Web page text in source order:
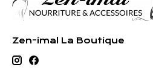
Zen-imal La Boutique